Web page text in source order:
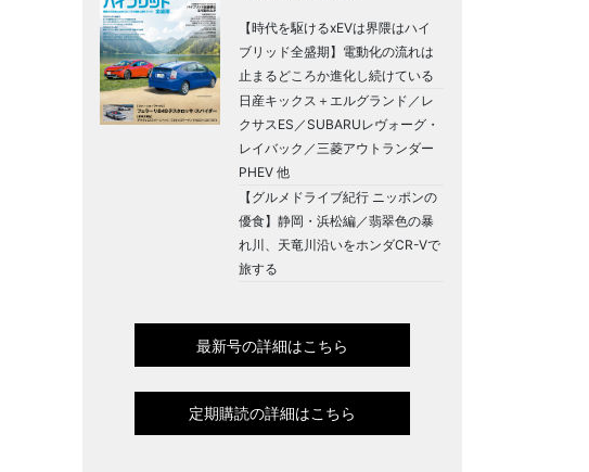
【時代を駆けるxEVは界隈はハイ
ブリッド全盛期】電動化の流れは
止まるどころか進化し続けている
日産キックス＋エルグランド／レ
クサスES／SUBARUレヴォーグ・
レイバック／三菱アウトランダー
PHEV 他
【グルメドライブ紀行 ニッポンの
優食】静岡・浜松編／翡翠色の暴
れ川、天竜川沿いをホンダCR-Vで
旅する
最新号の詳細はこちら
定期購読の詳細はこちら